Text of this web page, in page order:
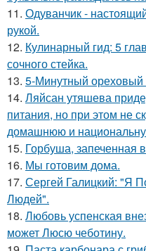
11. Одуванчик -
рукой.
12. Кулинарный гид: 5
сочного стейка.
13. 5-Минутный ореховый
14. Ляйсан утяшева
питания, но при этом не
домашнюю и
15. Горбуша, запеченная
16. Мы готовим дома.
17. Сергей Галицкий: "Я
Людей".
18. Любовь успенская
может Люсю чеботину.